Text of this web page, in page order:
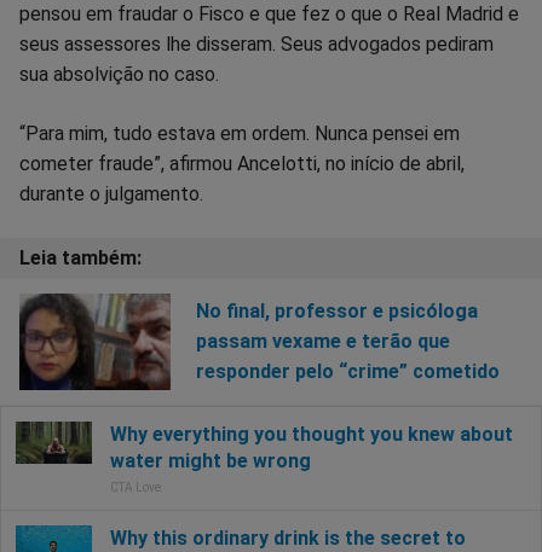
pensou em fraudar o Fisco e que fez o que o Real Madrid e
seus assessores lhe disseram. Seus advogados pediram
sua absolvição no caso.
“Para mim, tudo estava em ordem. Nunca pensei em
cometer fraude”, afirmou Ancelotti, no início de abril,
durante o julgamento.
No final, professor e psicóloga
passam vexame e terão que
responder pelo “crime” cometido